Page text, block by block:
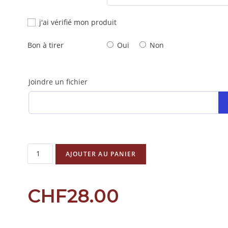
j'ai vérifié mon produit
Bon à tirer Oui Non
Joindre un fichier
AJOUTER AU PANIER
CHF28.00